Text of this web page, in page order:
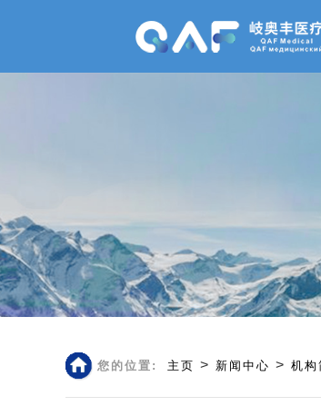
您的位置: 主页 > 新闻中心 > 机构